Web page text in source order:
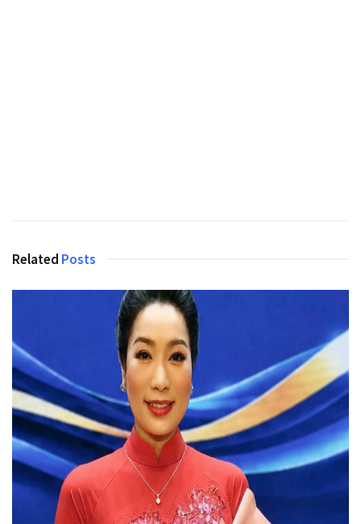
Related Posts